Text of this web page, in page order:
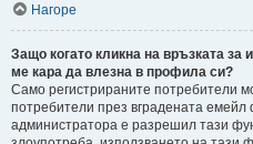
Нагоре
Защо когато кликна на връзката
ме кара да влезна в профила си?
Само регистрираните потребители
потребители през вградената
администратора е разрешил тази